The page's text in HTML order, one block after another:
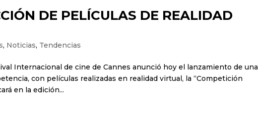
DE PELÍCULAS DE REALIDAD
, Noticias, Tendencias
Internacional de cine de Cannes anunció hoy el lanzamiento de una
con películas realizadas en realidad virtual, la “Competición
en la edición...